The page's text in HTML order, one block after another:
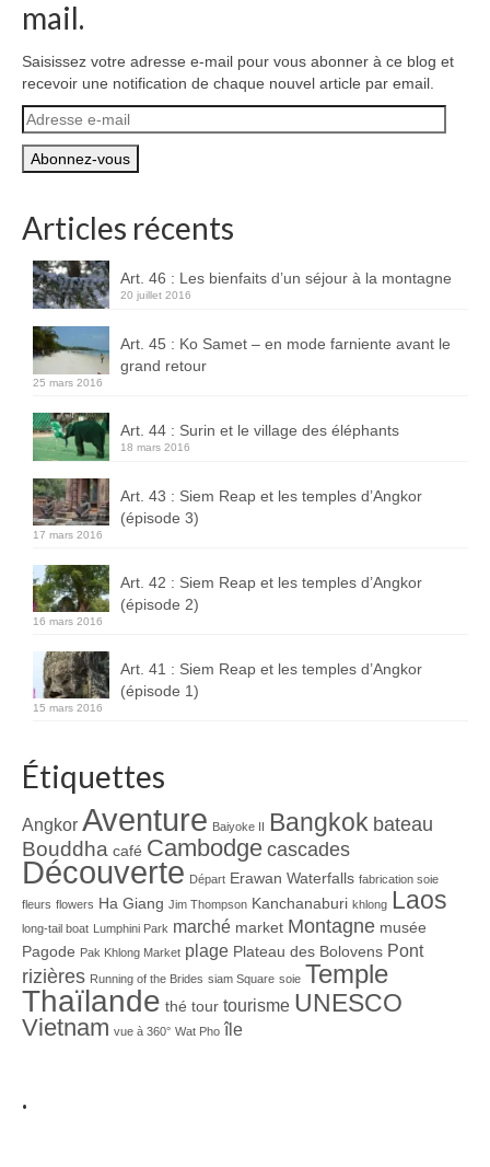
Notre région, la Normandie
Ville : Paris
Blog
Boucles d’articles
Commentaires récents
Archives des articles
Nuage d’étiquettes
Flux RSS : Les articles
Flux Rss : Les commentaires
Images à la Une
mail.
Saisissez votre adresse e-mail pour vous abonner à ce blog et
recevoir une notification de chaque nouvel article par email.
Adresse
e-
mail
Articles récents
Art. 46 : Les bienfaits d’un séjour à la montagne
20 juillet 2016
Art. 45 : Ko Samet – en mode farniente avant le
grand retour
25 mars 2016
Art. 44 : Surin et le village des éléphants
18 mars 2016
Art. 43 : Siem Reap et les temples d’Angkor
(épisode 3)
17 mars 2016
Art. 42 : Siem Reap et les temples d’Angkor
(épisode 2)
16 mars 2016
Art. 41 : Siem Reap et les temples d’Angkor
(épisode 1)
15 mars 2016
Étiquettes
Angkor Aventure Baiyoke II Bangkok bateau
Bouddha café Cambodge cascades
Découverte Départ Erawan Waterfalls fabrication soie
fleurs flowers Ha Giang Jim Thompson Kanchanaburi khlong Laos
long-tail boat Lumphini Park marché market Montagne musée
Pagode Pak Khlong Market plage Plateau des Bolovens Pont
rizières Running of the Brides siam Square soie Temple
Thaïlande thé tour tourisme UNESCO
Vietnam vue à 360° Wat Pho île
.